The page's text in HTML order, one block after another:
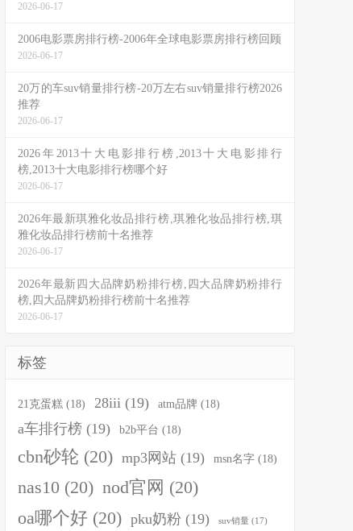
2026-06-17
2006电影票房排行榜-2006年全球电影票房排行榜回顾
2026-06-17
20万的车suv销量排行榜-20万左右suv销量排行榜2026
推荐
2026-06-17
2026年2013十大电影排行榜,2013十大电影排行
榜,2013十大电影排行榜哪个好
2026-06-17
2026年最新琪雅化妆品排行榜,琪雅化妆品排行榜,琪
雅化妆品排行榜前十名推荐
2026-06-17
2026年最新四大品牌奶粉排行榜,四大品牌奶粉排行
榜,四大品牌奶粉排行榜前十名推荐
2026-06-17
标签
21克蛋糕 (18) 28iii (19) atm品牌 (18)
a车排行榜 (19) b2b平台 (18)
cbn砂轮 (20) mp3网站 (19) msn名字 (18)
nas10 (20) nod官网 (20)
oa哪个好 (20) pku奶粉 (19) suv销量 (17)